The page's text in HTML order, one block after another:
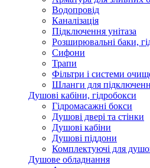
Водопровід
Каналізація
Підключення унітаза
Розширювальні баки,
Сифони
Трапи
Фільтри і системи
Шланги для
Душові кабіни, гідробокси
Гідромасажні бокси
Душові двері та стінки
Душові кабіни
Душові піддони
Комплектуючі для
Душове обладнання